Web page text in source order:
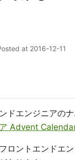
at 2016-12-11
ドエンジニアのナ
Advent
ロントエンドエ